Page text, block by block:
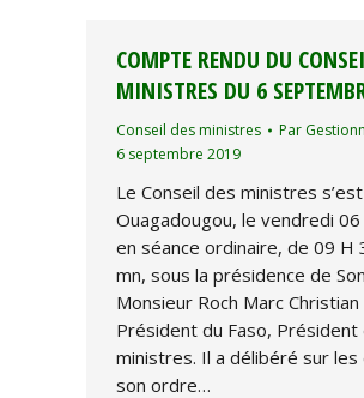
COMPTE RENDU DU
MINISTRES DU 6
Conseil des ministres Par
6 septembre 2019
Le Conseil des ministres
Ouagadougou, le vendredi
en séance ordinaire, de 09 H
mn, sous la présidence de
Monsieur Roch Marc Christian
Président du Faso, Président
ministres. Il a délibéré sur
son ordre…